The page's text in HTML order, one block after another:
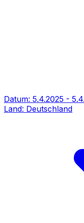
Datum: 5.4.2025 -
Land: Deutschland